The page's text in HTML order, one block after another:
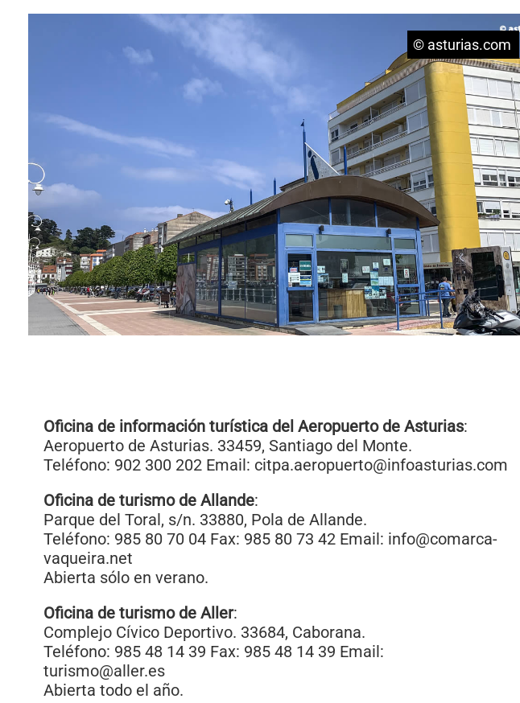
© asturias.com
Oficina de información turística del Aeropuerto de Asturias:
Aeropuerto de Asturias. 33459, Santiago del Monte.
Teléfono: 902 300 202 Email: citpa.aeropuerto@infoasturias.com
Oficina de turismo de Allande:
Parque del Toral, s/n. 33880, Pola de Allande.
Teléfono: 985 80 70 04 Fax: 985 80 73 42 Email: info@comarca-
vaqueira.net
Abierta sólo en verano.
Oficina de turismo de Aller:
Complejo Cívico Deportivo. 33684, Caborana.
Teléfono: 985 48 14 39 Fax: 985 48 14 39 Email:
turismo@aller.es
Abierta todo el año.